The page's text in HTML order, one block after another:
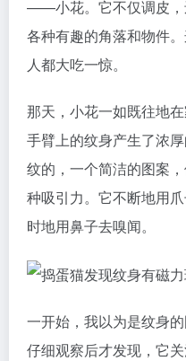
——小花。它不仅调皮，
各种有趣的角落和物件
人都大吃一惊。
那天，小花一如既往地
手臂上的纹身产生了浓
纹的，一个简洁的图案
种吸引力。它不断地用
时地用鼻子去嗅闻。
一开始，我以为是纹身
仔细观察后才发现，它